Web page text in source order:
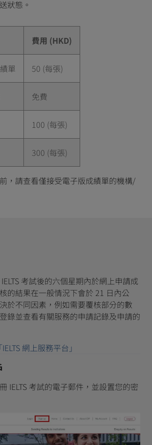
狀態。
費用 (HKD)
單 50 (每張)
免費
100 (每張)
300 (每張)
，請查看僅接受電子版成績單的機構/
考試後的六個星期內於網上申請成
的結果在一般情況下會於 21 日內公
於不同因素，例如需要覆核部分的數
錄並查看有關服務的申請記錄及申請的
網上服務平台」
IELTS 考試的電子郵件，並設置您的密